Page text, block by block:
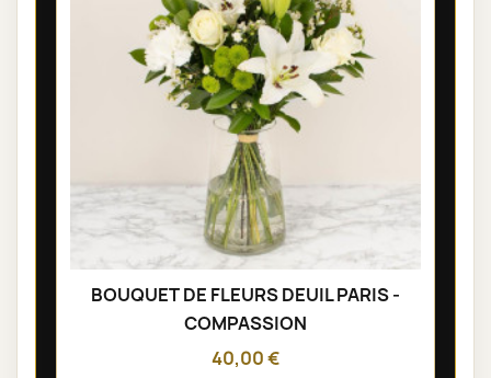
BOUQUET DE FLEURS DEUIL PARIS -
COMPASSION
40,00 €